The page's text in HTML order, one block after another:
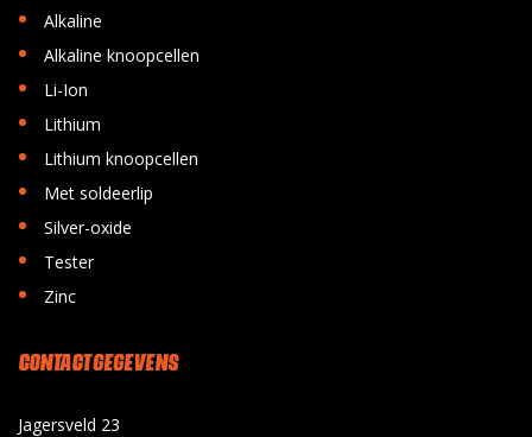
• Alkaline
• Alkaline knoopcellen
• Li-Ion
• Lithium
• Lithium knoopcellen
• Met soldeerlip
• Silver-oxide
• Tester
• Zinc
CONTACT GEGEVENS
Jagersveld 23